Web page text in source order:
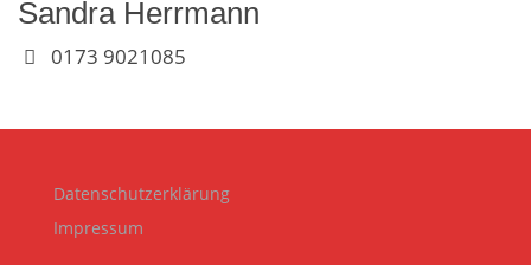
Sandra Herrmann
0173 9021085
Datenschutzerklärung
Impressum